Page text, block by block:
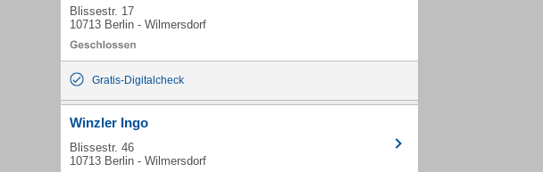
Blissestr. 17
10713 Berlin - Wilmersdorf
Gratis-Digitalcheck
Winzler Ingo
Blissestr. 46
10713 Berlin - Wilmersdorf